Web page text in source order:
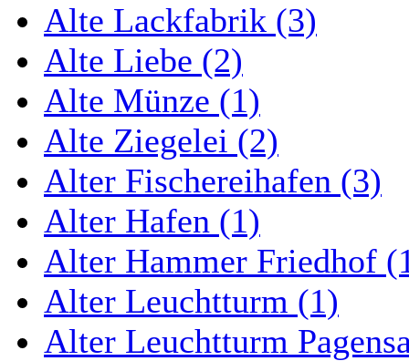
Alte Lackfabrik (3)
Alte Liebe (2)
Alte Münze (1)
Alte Ziegelei (2)
Alter Fischereihafen (3)
Alter Hafen (1)
Alter Hammer Friedhof
Alter Leuchtturm (1)
Alter Leuchtturm